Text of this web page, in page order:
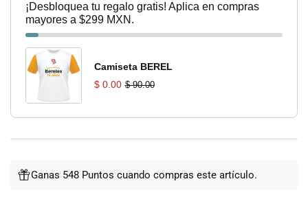
Vwb-
A150
150Cm
Coflex
Vwb-
A150
150Cm
¡Desbloquea tu regalo gratis! Aplica en compras
mayores a $299 MXN.
Camiseta BEREL
$ 0.00 $ 90.00
Ganas 548 Puntos cuando compras este artículo.